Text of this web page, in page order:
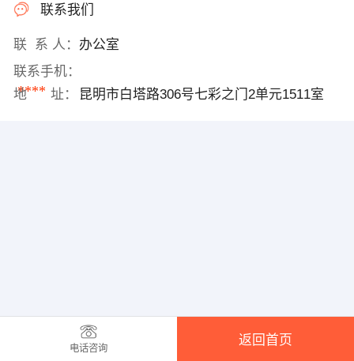
联系我们
联 系 人： 办公室
联系手机：
****
地 址： 昆明市白塔路306号七彩之门2单元1511室
电话咨询
返回首页